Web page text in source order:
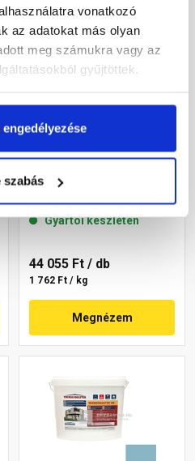
vonatkozó
az adatokat más olyan
meg számukra vagy az
gyűjtöttek.
szabás
Masterplast
Thermomaster szilikon
vékonyvakolat, kapart 1,5
mm 36-C 25 kg
Gyártói készleten
44 055 Ft / db
1 762 Ft / kg
Megnézem